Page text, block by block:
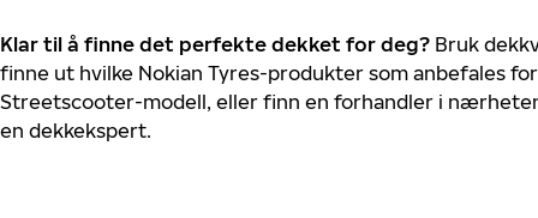
Klar til å finne det perfekte dekket for deg? Bruk
finne ut hvilke Nokian Tyres-produkter som anbefales
Streetscooter-modell, eller finn en forhandler i
en dekkekspert.